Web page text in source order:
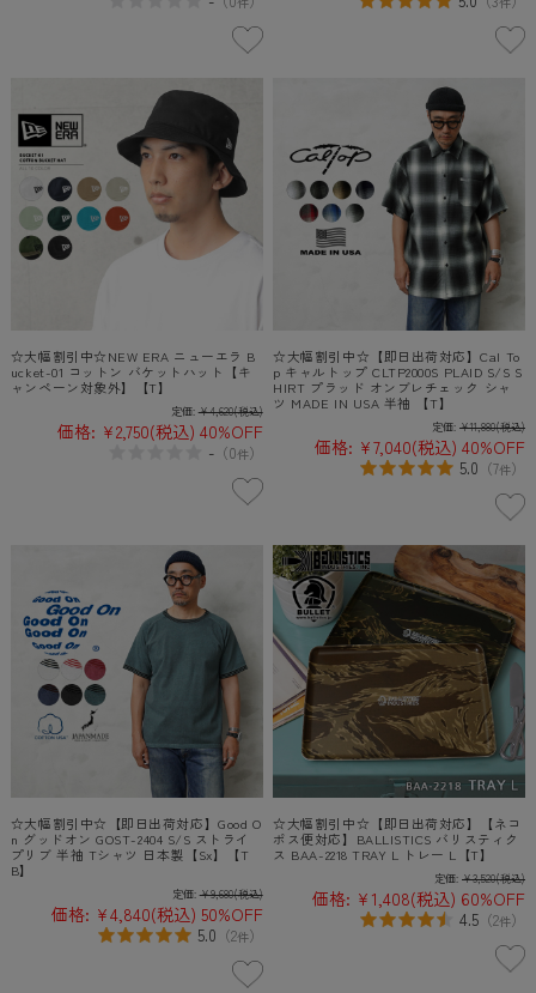
☆大幅割引中☆NEW ERA ニューエラ B
ucket-01 コットン バケットハット【キ
ャンペーン対象外】【T】
定価: ¥4,620(税込)
価格: ¥2,750(税込) 40%OFF
-（0件）
☆大幅割引中☆【即日出荷対応】Cal To
p キャルトップ CLTP2000S PLAID S/S S
HIRT プラッド オンブレチェック シャ
ツ MADE IN USA 半袖 【T】
定価: ¥11,880(税込)
価格: ¥7,040(税込) 40%OFF
5.0 （7件）
☆大幅割引中☆【即日出荷対応】Good O
n グッドオン GOST-2404 S/S ストライ
プリブ 半袖 Tシャツ 日本製【Sx】【T
B】
定価: ¥9,680(税込)
価格: ¥4,840(税込) 50%OFF
5.0 （2件）
☆大幅割引中☆【即日出荷対応】【ネコ
ポス便対応】BALLISTICS バリスティク
ス BAA-2218 TRAY L トレー L【T】
定価: ¥3,520(税込)
価格: ¥1,408(税込) 60%OFF
4.5 （2件）